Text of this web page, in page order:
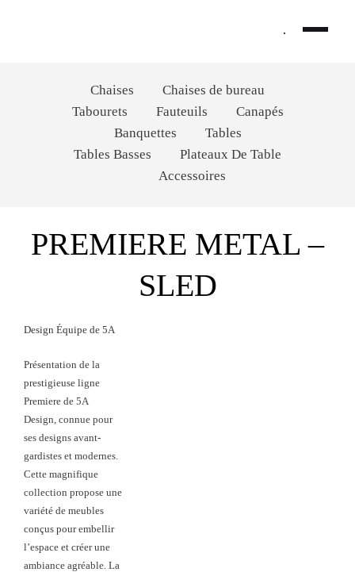
.
Chaises
Chaises de bureau
Tabourets
Fauteuils
Canapés
Banquettes
Tables
Tables Basses
Plateaux De Table
Accessoires
PREMIERE METAL –
SLED
Design Équipe de 5A
Présentation de la
prestigieuse ligne
Premiere de 5A
Design, connue pour
ses designs avant-
gardistes et modernes.
Cette magnifique
collection propose une
variété de meubles
conçus pour embellir
l’espace et créer une
ambiance agréable. La